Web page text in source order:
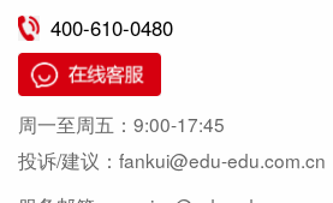
400-610-0480
周一至周五： 9:00-17:45
投诉/建议： fankui@edu-edu.com.cn